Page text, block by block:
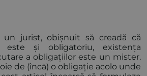
un jurist, obișnuit să creadă că
și obligatoriu, existența
a obligațiilor este un mister.
de (încă) o obligație acolo unde